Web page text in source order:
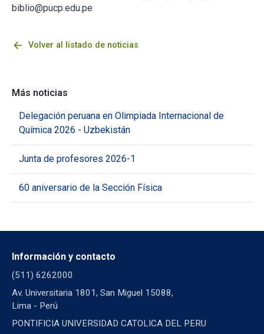
biblio@pucp.edu.pe
arrow_back Volver al listado de noticias
Más noticias
Delegación peruana en Olimpiada Internacional de
Química 2026 - Uzbekistán
Junta de profesores 2026-1
60 aniversario de la Sección Física
Información y contacto
(511) 6262000
Av. Universitaria 1801, San Miguel 15088,
Lima - Perú
PONTIFICIA UNIVERSIDAD CATOLICA DEL PERU